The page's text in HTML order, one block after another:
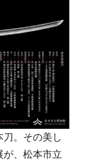
刀。その美し
が、松本市立